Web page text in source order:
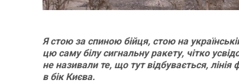
Я стою за спиною бійця, стою на
цю саму білу сигнальну ракету, чітко
не називали те, що тут відбувається, лінія
в бік Києва.